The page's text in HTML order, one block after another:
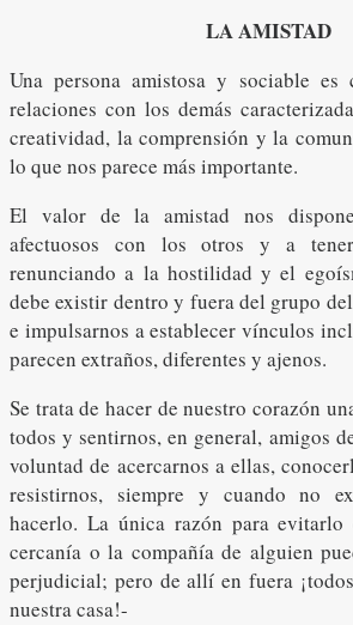
LA AMISTAD
Una persona amistosa y sociable es
relaciones con los demás
creatividad, la comprensión y la
lo que nos parece más importante.
El valor de la amistad nos
afectuosos con los otros y a
renunciando a la hostilidad y el
debe existir dentro y fuera del grupo
e impulsarnos a establecer vínculos
parecen extraños, diferentes y ajenos.
Se trata de hacer de nuestro corazón
todos y sentirnos, en general, amigos
voluntad de acercarnos a ellas,
resistirnos, siempre y cuando no
hacerlo. La única razón para
cercanía o la compañía de alguien
perjudicial; pero de allí en fuera
nuestra casa!-